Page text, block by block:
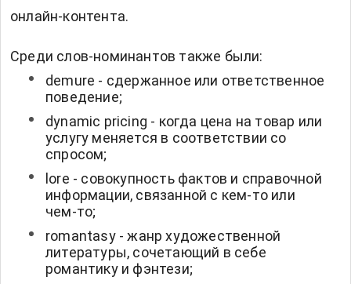
онлайн-контента.
Среди слов-номинантов также были:
demure - сдержанное или ответственное
поведение;
dynamic pricing - когда цена на товар или
услугу меняется в соответствии со
спросом;
lore - совокупность фактов и справочной
информации, связанной с кем-то или
чем-то;
romantasy - жанр художественной
литературы, сочетающий в себе
романтику и фэнтези;